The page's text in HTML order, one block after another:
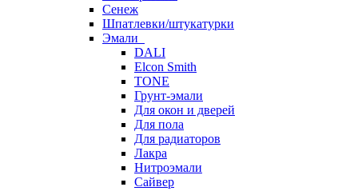
Сенеж
Шпатлевки/штукатурки
Эмали
DALI
Elcon Smith
TONE
Грунт-эмали
Для окон и дверей
Для пола
Для радиаторов
Лакра
Нитроэмали
Сайвер